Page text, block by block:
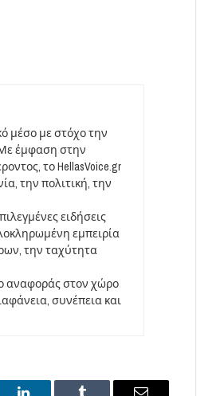
μέσο με στόχο την
έμφαση στην
το HellasVoice.gr
την πολιτική, την
ειδήσεις
εμπειρία
την ταχύτητα
αναφοράς στον χώρο
συνέπεια και